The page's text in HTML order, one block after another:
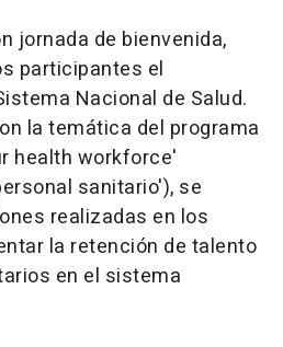
jornada de bienvenida,
participantes el
Nacional de Salud.
la temática del programa
health workforce'
sanitario'), se
realizadas en los
la retención de talento
en el sistema